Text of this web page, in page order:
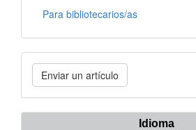
Para bibliotecarios/as
Enviar
un
artículo
Enviar un artículo
Idioma